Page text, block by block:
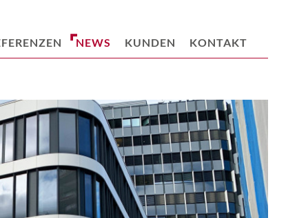
NEWS KUNDEN KONTAKT